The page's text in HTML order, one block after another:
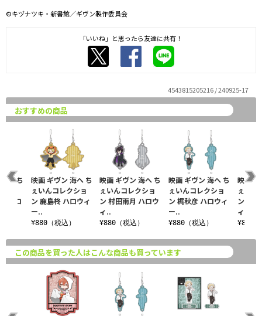
©キヅナツキ・新書館／ギヴン製作委員会
「いいね」と思ったら友達に共有！
4543815205216 / 240925-17
おすすめの商品
映画 ギヴン 海へ ち
ぇいんコレクショ
ン 村田雨月 ハロウ
ィ..
¥880（税込）
映画 ギヴン 海へ ち
ぇいんコレクショ
ン 梶秋彦 ハロウィ
ー..
¥880（税込）
映画
ぇいん
ン 八
ィ..
¥880（
へ ち
ハロ
映画 ギヴン 海へ ち
ぇいんコレクショ
ン 鹿島柊 ハロウィ
ー..
¥880（税込）
この商品を買った人はこんな商品も買っています